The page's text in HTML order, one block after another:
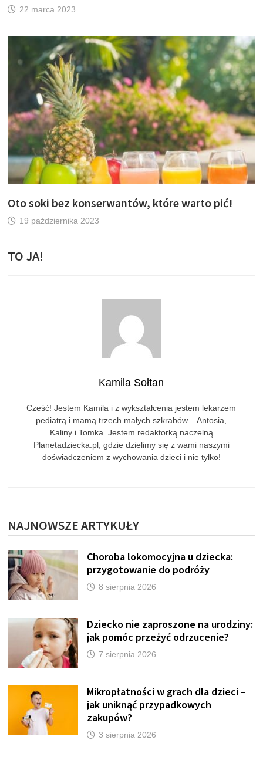
22 marca 2023
Oto soki bez konserwantów, które warto pić!
19 października 2023
TO JA!
Kamila Sołtan
Cześć! Jestem Kamila i z wykształcenia jestem lekarzem
pediatrą i mamą trzech małych szkrabów – Antosia,
Kaliny i Tomka. Jestem redaktorką naczelną
Planetadziecka.pl, gdzie dzielimy się z wami naszymi
doświadczeniem z wychowania dzieci i nie tylko!
NAJNOWSZE ARTYKUŁY
Choroba lokomocyjna u dziecka:
przygotowanie do podróży
8 sierpnia 2026
Dziecko nie zaproszone na urodziny:
jak pomóc przeżyć odrzucenie?
7 sierpnia 2026
Mikropłatności w grach dla dzieci –
jak uniknąć przypadkowych
zakupów?
3 sierpnia 2026